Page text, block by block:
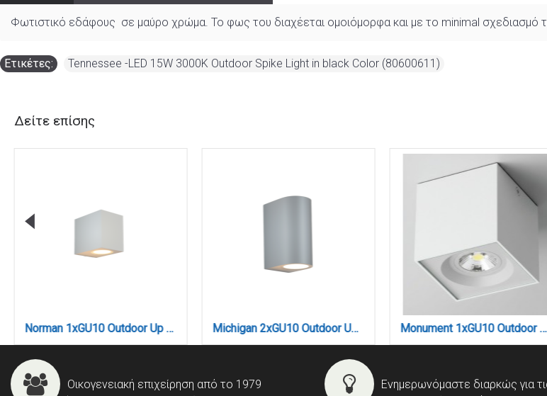
Φωτιστικό εδάφους σε μαύρο χρώμα. Το φως του διαχέεται ομοιόμορφα και με το minimal σχεδιασμό
Ετικέτες: Tennessee -LED 15W 3000K Outdoor Spike Light in black Color (80600611)
Δείτε επίσης
Norman 1xGU10 Outdoor Up or Down Wall Lamp White D:8cmx7cm (80200424) Michigan 2xGU10 Outdoor Up-Down Wall Lamp Grey D14.7cmx9cm (80200134) Monument 1xGU10 Outdoor Down Wall Lamp White D:8cm (80301024)
Οικογενειακή επιχείρηση από το 1979
Ενημερωνόμαστε διαρκώς για